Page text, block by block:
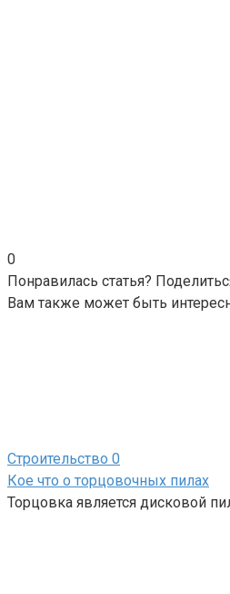
0
Понравилась статья?
Вам также может быть
Строительство 0
Кое что о торцовочных пилах
Торцовка является дисковой